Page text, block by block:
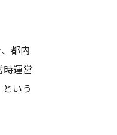
都内
時運営
いう